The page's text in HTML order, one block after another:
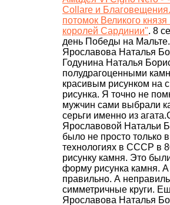
Collare и
потомок Великого
королей Сардинии". 8
день Победы на
Ярославова Наталья
Годунина Наталья
полудрагоценными
красивым рисунком на
рисунка. Я точно не
мужчин сами выбрали
серьги именно из
Ярославовой Натальи
было не просто только
технологиях в СССР в
рисунку камня. Это
форму рисунка камня. А
правильно. А
симметричные круги.
Ярославова Наталья